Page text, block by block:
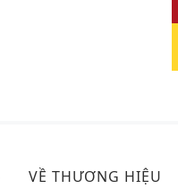
VỀ THƯƠNG HIỆU